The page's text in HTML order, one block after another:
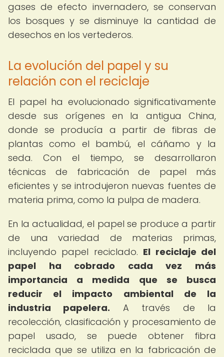
gases de efecto invernadero, se conservan
los bosques y se disminuye la cantidad de
desechos en los vertederos.
La evolución del papel y su
relación con el reciclaje
El papel ha evolucionado significativamente
desde sus orígenes en la antigua China,
donde se producía a partir de fibras de
plantas como el bambú, el cáñamo y la
seda. Con el tiempo, se desarrollaron
técnicas de fabricación de papel más
eficientes y se introdujeron nuevas fuentes de
materia prima, como la pulpa de madera.
En la actualidad, el papel se produce a partir
de una variedad de materias primas,
incluyendo papel reciclado. El reciclaje del
papel ha cobrado cada vez más
importancia a medida que se busca
reducir el impacto ambiental de la
industria papelera. A través de la
recolección, clasificación y procesamiento de
papel usado, se puede obtener fibra
reciclada que se utiliza en la fabricación de